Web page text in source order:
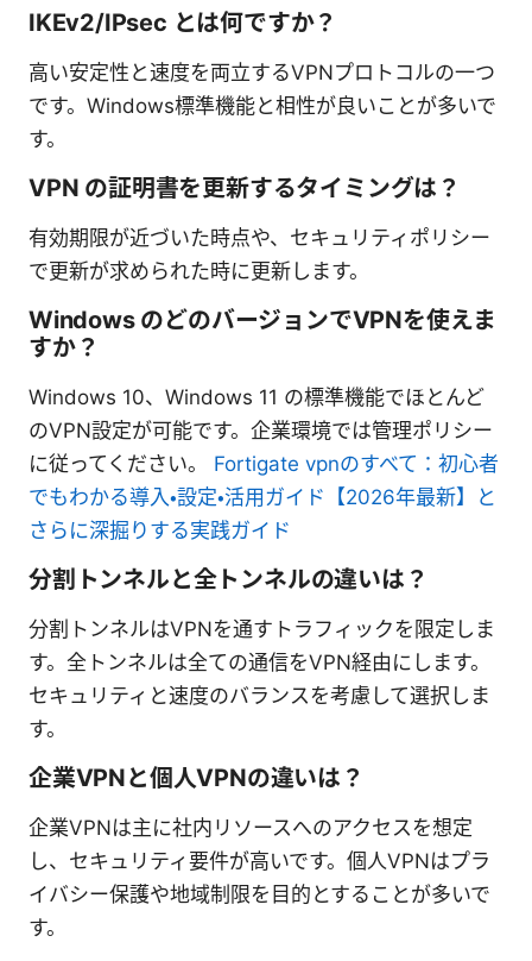
IKEv2/IPsec とは何ですか？
高い安定性と速度を両立するVPNプロトコルの一つ
です。Windows標準機能と相性が良いことが多いで
す。
VPN の証明書を更新するタイミングは？
有効期限が近づいた時点や、セキュリティポリシー
で更新が求められた時に更新します。
Windows のどのバージョンでVPNを使えま
すか？
Windows 10、Windows 11 の標準機能でほとんど
のVPN設定が可能です。企業環境では管理ポリシー
に従ってください。 Fortigate vpnのすべて：初心者
でもわかる導入・設定・活用ガイド【2026年最新】と
さらに深掘りする実践ガイド
分割トンネルと全トンネルの違いは？
分割トンネルはVPNを通すトラフィックを限定しま
す。全トンネルは全ての通信をVPN経由にします。
セキュリティと速度のバランスを考慮して選択しま
す。
企業VPNと個人VPNの違いは？
企業VPNは主に社内リソースへのアクセスを想定
し、セキュリティ要件が高いです。個人VPNはプラ
イバシー保護や地域制限を目的とすることが多いで
す。